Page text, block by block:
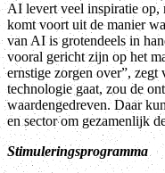
AI levert veel inspiratie op,
komt voort uit de manier
van AI is grotendeels in
vooral gericht zijn op het
ernstige zorgen over”,
technologie gaat, zou de
waardengedreven. Daar
en sector om gezamenlijk
Stimuleringsprogramma